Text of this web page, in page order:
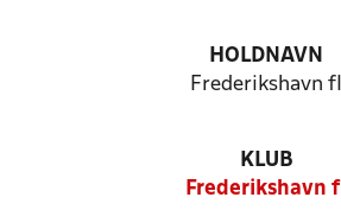
HOLDNAVN
Frederikshavn fI
KLUB
Frederikshavn fI